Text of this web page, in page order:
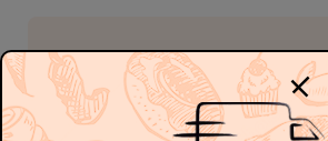
Skladom
Možnosti doručenia
-
-